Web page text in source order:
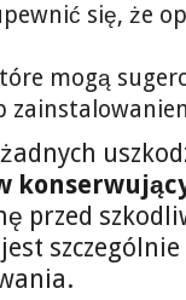
się, że
mogą
przed